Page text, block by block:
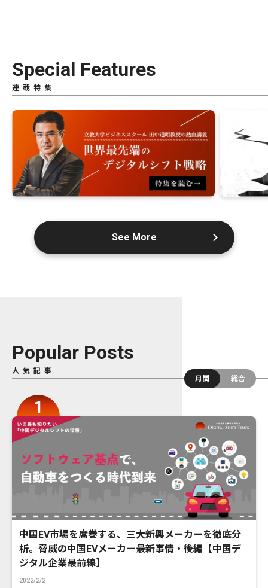
Special Features
連載特集
See More
Popular Posts
人気記事
月間
総合
中国EV市場を席巻する、三大新興メーカーを徹底分
析。脅威の中国EVメーカー最新事情・後編【中国デ
ジタル企業最前線】
2022/2/2